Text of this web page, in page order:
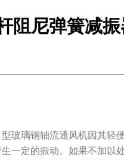
阻尼弹簧减
玻璃钢轴流通风机因其轻
一定的振动。如果不加以